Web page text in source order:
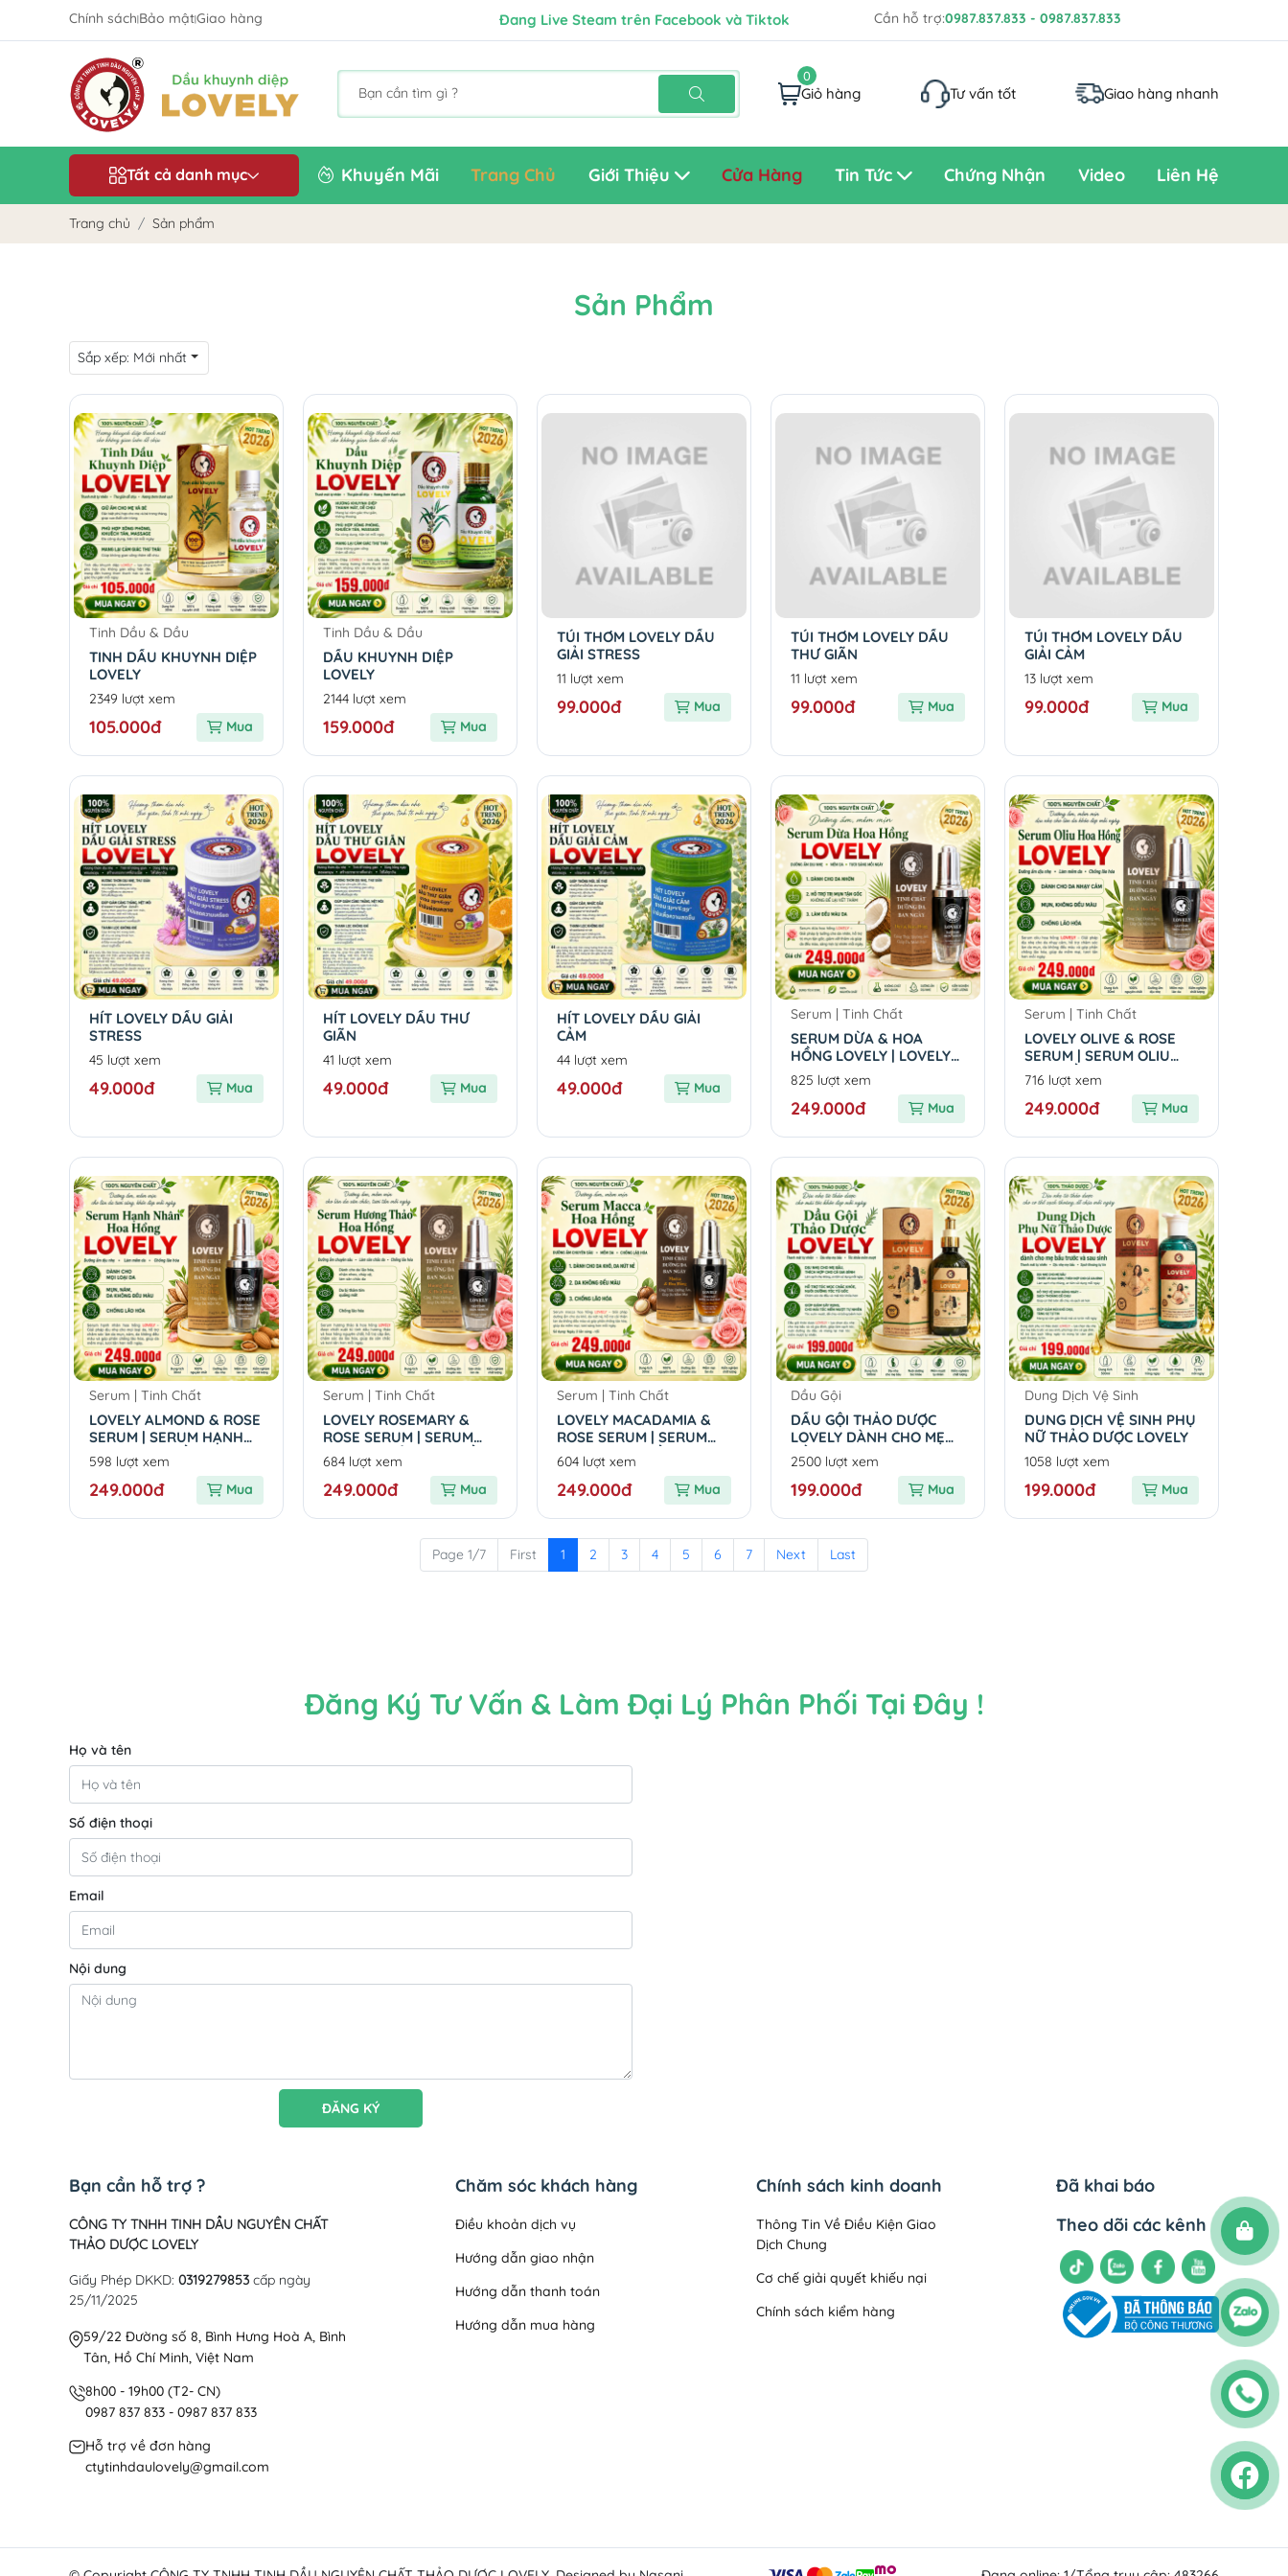
Chính sách|Bảo mật|Giao hàng
Đang Live Steam trên Facebook và Tiktok
Chào mừng Quý Khách đến với Lovely
Chiết Khấu Tốt Nhất Cho Đại Lý Bán Hàng
Cần hỗ trợ:0987.837.833 - 0987.837.833
0
Giỏ hàng Tư vấn tốt Giao hàng nhanh
Tất cả danh mục Khuyến Mãi Trang Chủ Giới Thiệu Cửa Hàng Tin Tức Chứng Nhận Video Liên Hệ
Trang chủ Sản phẩm
Sản Phẩm
Sắp xếp: Mới nhất
Tinh Dầu & Dầu
TINH DẦU KHUYNH DIỆP
LOVELY
2349 lượt xem
105.000đ Mua
Tinh Dầu & Dầu
DẦU KHUYNH DIỆP
LOVELY
2144 lượt xem
159.000đ Mua
TÚI THƠM LOVELY DẦU
GIẢI STRESS
11 lượt xem
99.000đ Mua
TÚI THƠM LOVELY DẦU
THƯ GIÃN
11 lượt xem
99.000đ Mua
TÚI THƠM LOVELY DẦU
GIẢI CẢM
13 lượt xem
99.000đ Mua
HÍT LOVELY DẦU GIẢI
STRESS
45 lượt xem
49.000đ Mua
HÍT LOVELY DẦU THƯ
GIÃN
41 lượt xem
49.000đ Mua
HÍT LOVELY DẦU GIẢI
CẢM
44 lượt xem
49.000đ Mua
Serum | Tinh Chất
SERUM DỪA & HOA
HỒNG LOVELY | LOVELY
COCONUT & ROSE
SERUM
825 lượt xem
249.000đ Mua
Serum | Tinh Chất
LOVELY OLIVE & ROSE
SERUM | SERUM OLIU
HOA HỒNG LOVELY
716 lượt xem
249.000đ Mua
Serum | Tinh Chất
LOVELY ALMOND & ROSE
SERUM | SERUM HẠNH
NHÂN HOA HỒNG
LOVELY
598 lượt xem
249.000đ Mua
Serum | Tinh Chất
LOVELY ROSEMARY &
ROSE SERUM | SERUM
HƯƠNG THẢO HOA HỒNG
LOVELY
684 lượt xem
249.000đ Mua
Serum | Tinh Chất
LOVELY MACADAMIA &
ROSE SERUM | SERUM
MACCA HOA HỒNG
LOVELY
604 lượt xem
249.000đ Mua
Dầu Gội
DẦU GỘI THẢO DƯỢC
LOVELY DÀNH CHO MẸ
BẦU TRƯỚC VÀ SAU SINH
2500 lượt xem
199.000đ Mua
Dung Dịch Vệ Sinh
DUNG DỊCH VỆ SINH PHỤ
NỮ THẢO DƯỢC LOVELY
1058 lượt xem
199.000đ Mua
Page 1/7 First 1 2 3 4 5 6 7 Next Last
Đăng Ký Tư Vấn & Làm Đại Lý Phân Phối Tại Đây !
Họ và tên
Số điện thoại
Email
Nội dung
Bạn cần hỗ trợ ?
CÔNG TY TNHH TINH DẦU NGUYÊN CHẤT
THẢO DƯỢC LOVELY
Giấy Phép DKKD: 0319279853 cấp ngày
25/11/2025
59/22 Đường số 8, Bình Hưng Hoà A, Bình
Tân, Hồ Chí Minh, Việt Nam
8h00 - 19h00 (T2- CN)
0987 837 833 - 0987 837 833
Hỗ trợ về đơn hàng
ctytinhdaulovely@gmail.com
Chăm sóc khách hàng
Điều khoản dịch vụ
Hướng dẫn giao nhận
Hướng dẫn thanh toán
Hướng dẫn mua hàng
Chính sách kinh doanh
Thông Tin Về Điều Kiện Giao
Dịch Chung
Cơ chế giải quyết khiếu nại
Chính sách kiểm hàng
Đã khai báo
Theo dõi các kênh